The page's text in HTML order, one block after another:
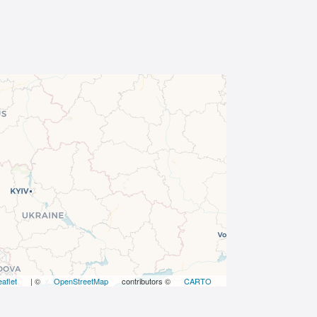
| © OpenStreetMap contributors © CARTO